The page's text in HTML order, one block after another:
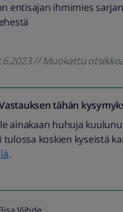
entisajan ihmimies
// Muokattu
tähän
ainakaan huhuja
tulossa koskien kyseistä
.